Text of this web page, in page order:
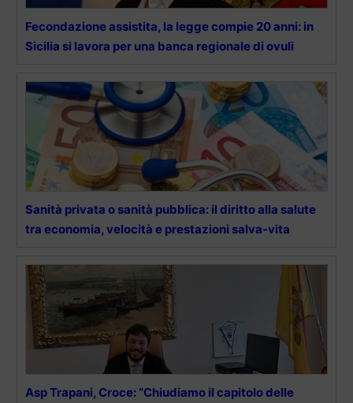
Fecondazione assistita, la legge compie 20 anni: in
Sicilia si lavora per una banca regionale di ovuli
Sanità privata o sanità pubblica: il diritto alla salute
tra economia, velocità e prestazioni salva-vita
Asp Trapani, Croce: “Chiudiamo il capitolo delle